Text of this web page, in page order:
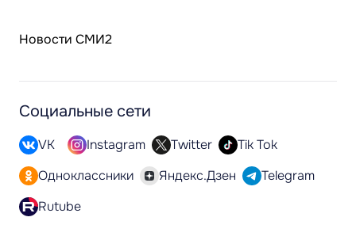
Новости СМИ2
Социальные сети
VK Instagram Twitter
Tik Tok
Одноклассники
Яндекс.Дзен
Telegram
Rutube